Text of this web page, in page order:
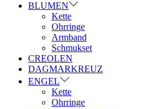
BLUMEN
Kette
Ohrringe
Armband
Schmukset
CREOLEN
DAGMARKREUZ
ENGEL
Kette
Ohrringe